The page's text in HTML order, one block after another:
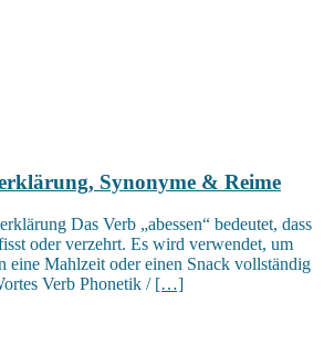
Synonyme & Reime
Das Verb „abessen“ bedeutet, dass
oder verzehrt. Es wird verwendet, um
eine Mahlzeit oder einen Snack vollständig
Verb Phonetik / […]